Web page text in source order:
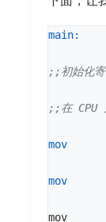
main:
mov
mov
mov